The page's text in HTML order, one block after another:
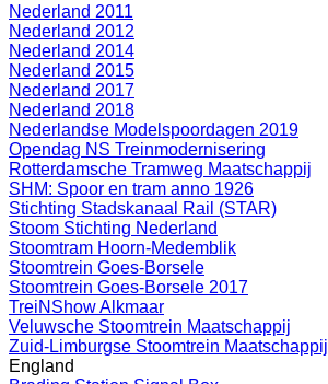
Nederland 2011
Nederland 2012
Nederland 2014
Nederland 2015
Nederland 2017
Nederland 2018
Nederlandse Modelspoordagen 2019
Opendag NS Treinmodernisering
Rotterdamsche Tramweg Maatschappij
SHM: Spoor en tram anno 1926
Stichting Stadskanaal Rail (STAR)
Stoom Stichting Nederland
Stoomtram Hoorn-Medemblik
Stoomtrein Goes-Borsele
Stoomtrein Goes-Borsele 2017
TreiNShow Alkmaar
Veluwsche Stoomtrein Maatschappij
Zuid-Limburgse Stoomtrein Maatschappij
England